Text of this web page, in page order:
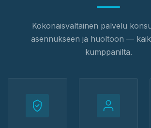
Kokonaisvaltainen palvelu
asennukseen ja huoltoon —
kumppanilta.